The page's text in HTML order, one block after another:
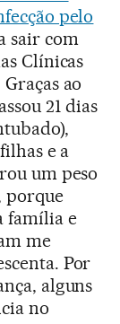
pelo
sair com
Clínicas
ao
21 dias
e a
um peso
porque
família e
me
Por
alguns
no